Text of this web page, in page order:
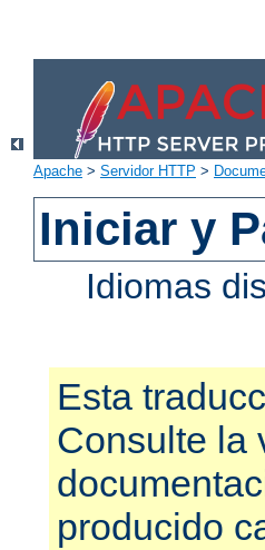
Apache > Servidor HTTP >
Iniciar y
Idiomas
Esta
Consulte la
producido